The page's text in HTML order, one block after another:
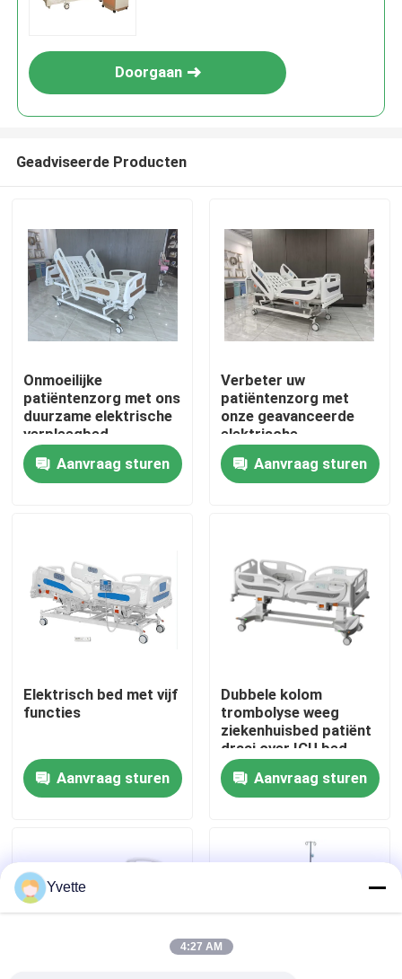
Huis
Over ons
Fabriekstocht
Kwaliteitscontrole
Nieuws
het bed van de het ziekenhuislevering
Doorgaan
Geadviseerde Producten
Onmoeilijke
patiëntenzorg met ons
duurzame elektrische
verpleegbed
Aanvraag sturen
Verbeter uw
patiëntenzorg met
onze geavanceerde
elektrische
verpleegbed
Aanvraag sturen
Elektrisch bed met vijf
functies
Aanvraag sturen
Dubbele kolom
trombolyse weeg
ziekenhuisbed patiënt
draai over ICU bed
Aanvraag sturen
Yvette
4:27 AM